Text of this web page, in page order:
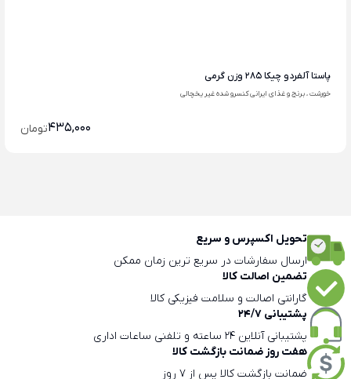
پاستا آلفردو چیکا 285 وزن گرمی
خورشت ، برنج و غذای ایرانی کنسرو شده غیر یخچالی
435,000تومان
تحویل اکسپرس و سریع
ارسال سفارشات در سریع ترین زمان ممکن
تضمین اصالت کالا
گارانتی اصالت و سلامت فیزیکی کالا
پشتیبانی 24/7
پشتیبانی آنلاین 24 ساعته و تلفنی ساعات اداری
هفت روز ضمانت بازگشت کالا
ضمانت بازگشت کالا پس از 7 روز